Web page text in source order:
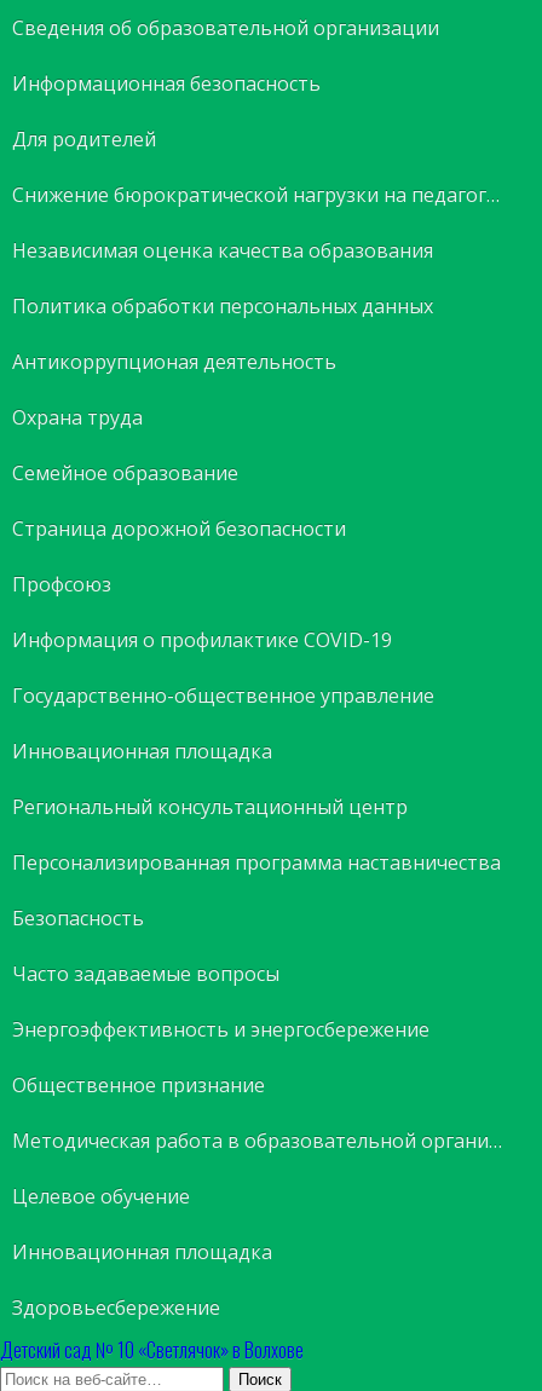
Сведения об образовательной организации
Информационная безопасность
Для родителей
Снижение бюрократической нагрузки на педагогов
Независимая оценка качества образования
Политика обработки персональных данных
Антикоррупционая деятельность
Охрана труда
Семейное образование
Страница дорожной безопасности
Профсоюз
Информация о профилактике COVID-19
Государственно-общественное управление
Инновационная площадка
Региональный консультационный центр
Персонализированная программа наставничества
Безопасность
Часто задаваемые вопросы
Энергоэффективность и энергосбережение
Общественное признание
Методическая работа в образовательной организации
Целевое обучение
Инновационная площадка
Здоровьесбережение
Детский сад № 10 «Светлячок» в Волхове